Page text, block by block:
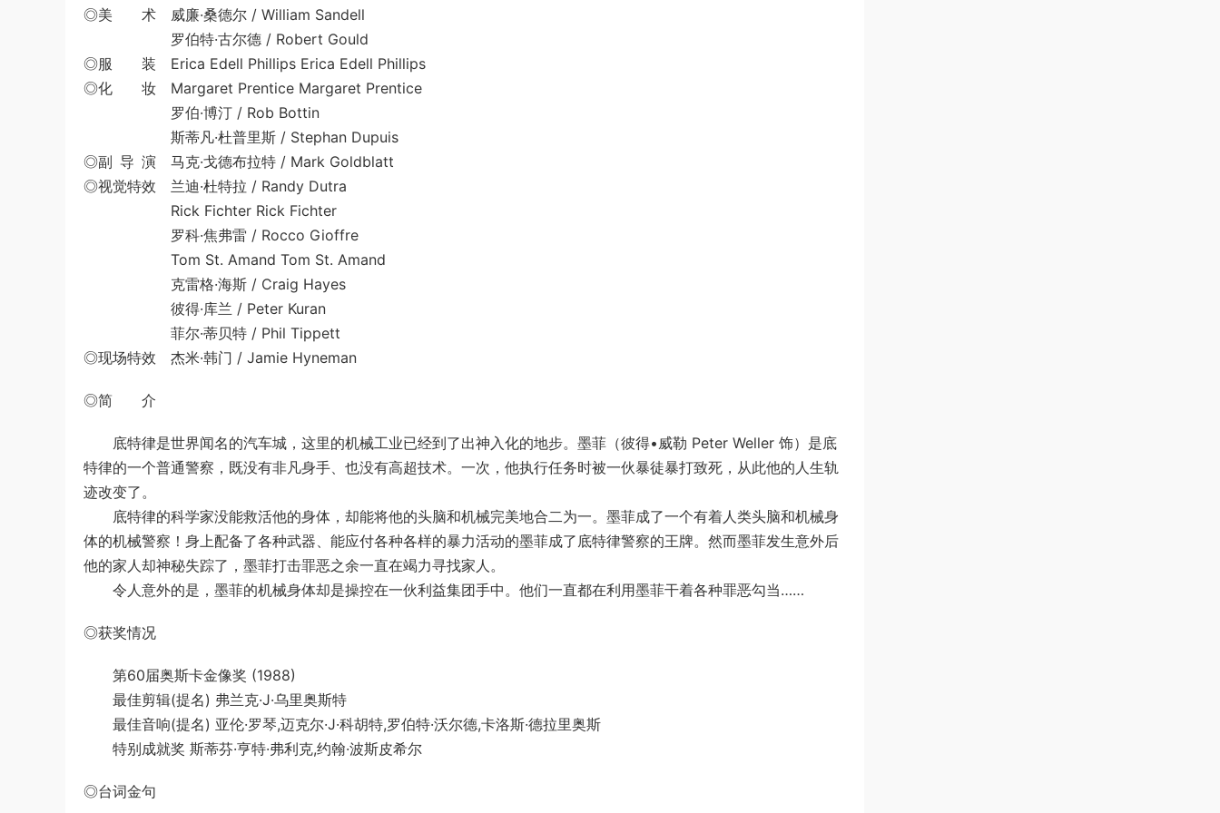
◎美 术 威廉·桑德尔 / William Sandell
罗伯特·古尔德 / Robert Gould
◎服 装 Erica Edell Phillips Erica Edell Phillips
◎化 妆 Margaret Prentice Margaret Prentice
罗伯·博汀 / Rob Bottin
斯蒂凡·杜普里斯 / Stephan Dupuis
◎副 导 演 马克·戈德布拉特 / Mark Goldblatt
◎视觉特效 兰迪·杜特拉 / Randy Dutra
Rick Fichter Rick Fichter
罗科·焦弗雷 / Rocco Gioffre
Tom St. Amand Tom St. Amand
克雷格·海斯 / Craig Hayes
彼得·库兰 / Peter Kuran
菲尔·蒂贝特 / Phil Tippett
◎现场特效 杰米·韩门 / Jamie Hyneman
◎简 介
底特律是世界闻名的汽车城，这里的机械工业已经到了出神入化的地步。墨菲（彼得•威勒 Peter Weller 饰）是底
特律的一个普通警察，既没有非凡身手、也没有高超技术。一次，他执行任务时被一伙暴徒暴打致死，从此他的人生轨
迹改变了。
底特律的科学家没能救活他的身体，却能将他的头脑和机械完美地合二为一。墨菲成了一个有着人类头脑和机械身
体的机械警察！身上配备了各种武器、能应付各种各样的暴力活动的墨菲成了底特律警察的王牌。然而墨菲发生意外后
他的家人却神秘失踪了，墨菲打击罪恶之余一直在竭力寻找家人。
令人意外的是，墨菲的机械身体却是操控在一伙利益集团手中。他们一直都在利用墨菲干着各种罪恶勾当……
◎获奖情况
第60届奥斯卡金像奖 (1988)
最佳剪辑(提名) 弗兰克·J·乌里奥斯特
最佳音响(提名) 亚伦·罗琴,迈克尔·J·科胡特,罗伯特·沃尔德,卡洛斯·德拉里奥斯
特别成就奖 斯蒂芬·亨特·弗利克,约翰·波斯皮希尔
◎台词金句